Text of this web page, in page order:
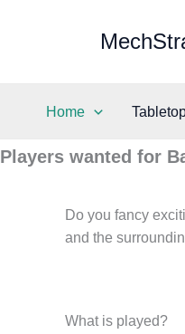
Home
Players wanted for
Do you fancy
and the
What is played?